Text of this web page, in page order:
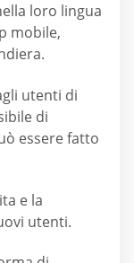
loro lingua
mobile,
utenti di
di
essere fatto
e la
utenti.